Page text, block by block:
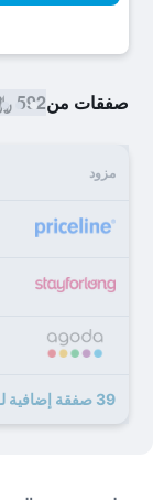
صفقات من592 ﷼
مزود
39 صفقة إضافية لـ إسبيريديس بيتش ريزورت